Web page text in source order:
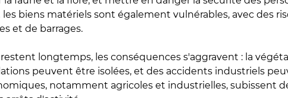
biens matériels sont également vulnérables, avec des
et de barrages.
longtemps, les conséquences s'aggravent : la
peuvent être isolées, et des accidents industriels
notamment agricoles et industrielles, subissent